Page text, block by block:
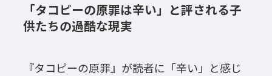
「タコピーの原罪は辛い」と評される子
供たちの過酷な現実
『タコピーの原罪』が読者に「辛い」と感じ